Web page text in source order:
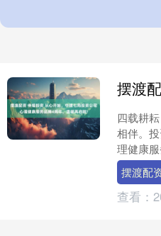
四载耕
相伴。
理健康
年来，公
心，精心
摆渡配
查看：